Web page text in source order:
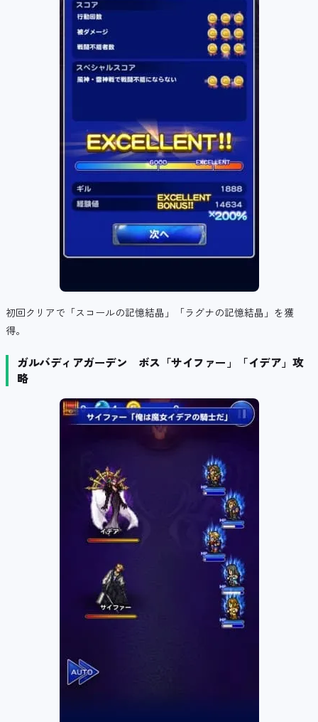
初回クリアで「スコールの記憶結晶」「ラグナの記憶結晶」を獲
得。
ガルバディアガーデン ボス「サイファー」「イデア」攻
略